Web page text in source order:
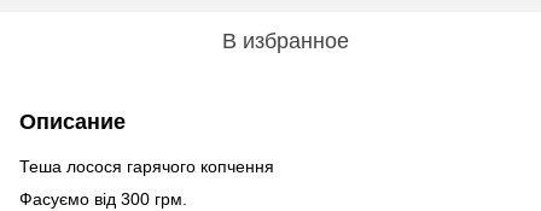
В избранное
Описание
Теша лосося гарячого копчення
Фасуємо від 300 грм.